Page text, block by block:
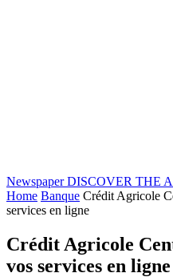
Newspaper DISCOVER THE
Home Banque Crédit Agricole
services en ligne
Crédit Agricole
vos services en ligne